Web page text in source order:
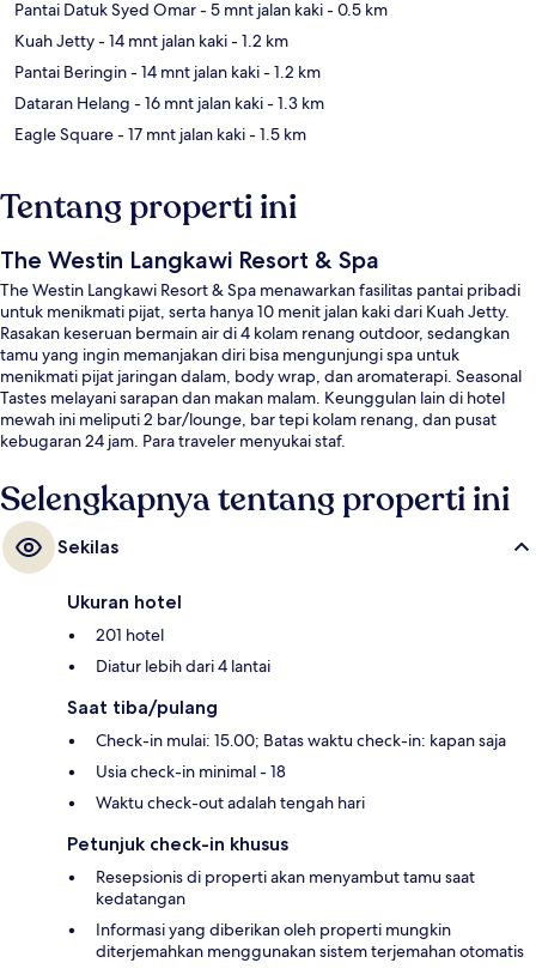
Pantai Datuk Syed Omar- 5 mnt jalan kaki- 0.5 km
Kuah Jetty- 14 mnt jalan kaki- 1.2 km
Pantai Beringin- 14 mnt jalan kaki- 1.2 km
Dataran Helang - 16 mnt jalan kaki- 1.3 km
Eagle Square- 17 mnt jalan kaki- 1.5 km
Tentang properti ini
The Westin Langkawi Resort & Spa
The Westin Langkawi Resort & Spa menawarkan fasilitas pantai pribadi
untuk menikmati pijat, serta hanya 10 menit jalan kaki dari Kuah Jetty.
Rasakan keseruan bermain air di 4 kolam renang outdoor, sedangkan
tamu yang ingin memanjakan diri bisa mengunjungi spa untuk
menikmati pijat jaringan dalam, body wrap, dan aromaterapi. Seasonal
Tastes melayani sarapan dan makan malam. Keunggulan lain di hotel
mewah ini meliputi 2 bar/lounge, bar tepi kolam renang, dan pusat
kebugaran 24 jam. Para traveler menyukai staf.
Selengkapnya tentang properti ini
Sekilas
Ukuran hotel
201 hotel
Diatur lebih dari 4 lantai
Saat tiba/pulang
Check-in mulai: 15.00; Batas waktu check-in: kapan saja
Usia check-in minimal - 18
Waktu check-out adalah tengah hari
Petunjuk check-in khusus
Resepsionis di properti akan menyambut tamu saat
kedatangan
Informasi yang diberikan oleh properti mungkin
diterjemahkan menggunakan sistem terjemahan otomatis